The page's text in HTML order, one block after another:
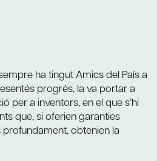
ha tingut Amics del País a
progrés, la va portar a
per a inventors, en el que s’hi
que, si oferien garanties
obtenien la